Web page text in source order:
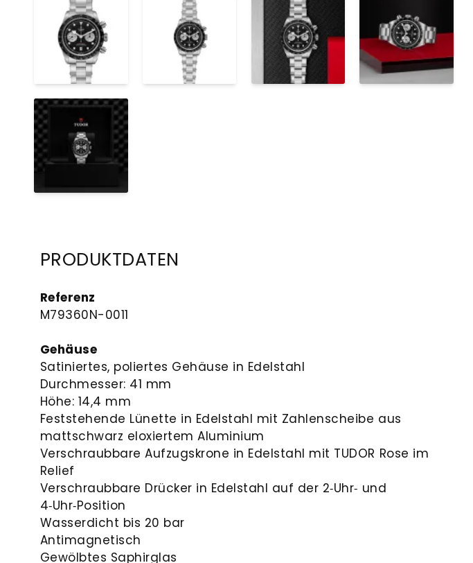
PRODUKTDATEN
Referenz
M79360N-0011
Gehäuse
Satiniertes, poliertes Gehäuse in Edelstahl
Durchmesser: 41 mm
Höhe: 14,4 mm
Feststehende Lünette in Edelstahl mit Zahlen­scheibe aus
mattschwarz eloxiertem Aluminium
Verschraubbare Aufzugskrone in Edelstahl mit TUDOR Rose im
Relief
Verschraubbare Drücker in Edelstahl auf der 2‑Uhr‑ und
4‑Uhr‑Position
Wasserdicht bis 20 bar
Antimagnetisch
Gewölbtes Saphirglas